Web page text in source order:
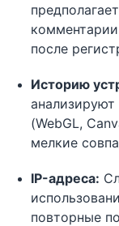
после
Историю
(WebGL,
мелкие
IP-адреса:
повторные